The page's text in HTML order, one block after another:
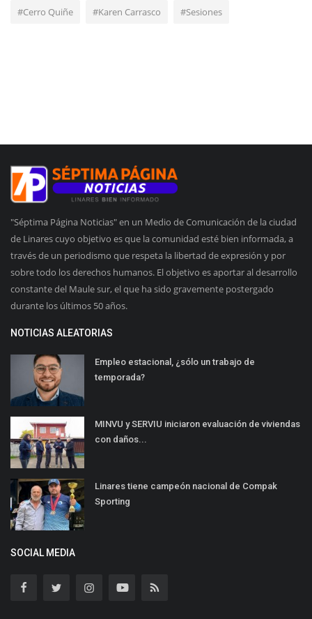
#Cerro Quiñe #Karen Carrasco #Sesiones
"Séptima Página Noticias" en un Medio de Comunicación de la ciudad
de Linares cuyo objetivo es que la comunidad esté bien informada, a
través de un periodismo que respeta la libertad de expresión y por
sobre todo los derechos humanos. El objetivo es aportar al desarrollo
constante del Maule sur, el que ha sido gravemente postergado
durante los últimos 50 años.
NOTICIAS ALEATORIAS
Empleo estacional, ¿sólo un trabajo de
temporada?
MINVU y SERVIU iniciaron evaluación de viviendas
con daños...
Linares tiene campeón nacional de Compak
Sporting
SOCIAL MEDIA